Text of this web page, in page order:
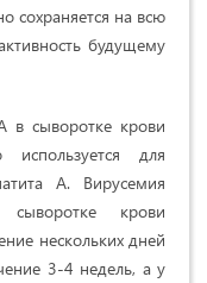
сохраняется на всю
будущему
в сыворотке крови
для
А. Вирусемия
крови
нескольких дней
3-4 недель, а у